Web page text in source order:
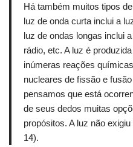
Há também muitos tipos
luz de onda curta inclui a
luz de ondas longas inclui
rádio, etc. A luz é
inúmeras reações
nucleares de fissão e
pensamos que está
de seus dedos muitas
propósitos. A luz não
14).